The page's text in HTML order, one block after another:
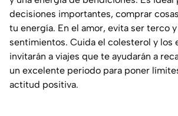
decisiones importantes, comprar
tu energía. En el amor, evita ser terco
sentimientos. Cuida el colesterol y los
invitarán a viajes que te ayudarán a
un excelente periodo para poner
actitud positiva.